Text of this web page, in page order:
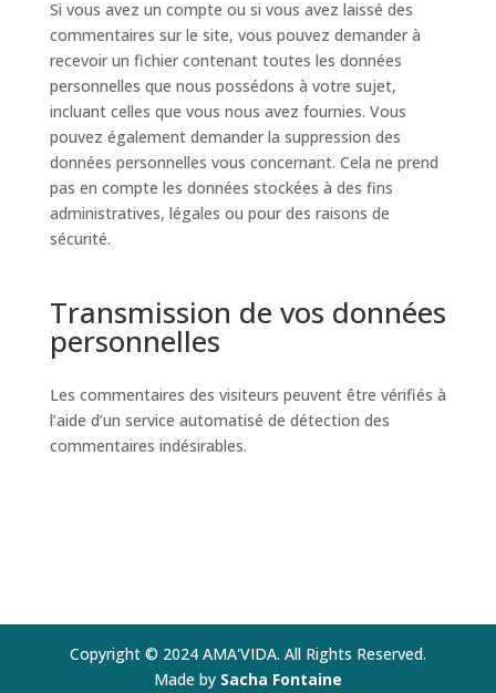
Si vous avez un compte ou si vous avez laissé des
commentaires sur le site, vous pouvez demander à
recevoir un fichier contenant toutes les données
personnelles que nous possédons à votre sujet,
incluant celles que vous nous avez fournies. Vous
pouvez également demander la suppression des
données personnelles vous concernant. Cela ne prend
pas en compte les données stockées à des fins
administratives, légales ou pour des raisons de
sécurité.
Transmission de vos données
personnelles
Les commentaires des visiteurs peuvent être vérifiés à
l’aide d’un service automatisé de détection des
commentaires indésirables.
Copyright © 2024 AMA'VIDA. All Rights Reserved.
Made by Sacha Fontaine